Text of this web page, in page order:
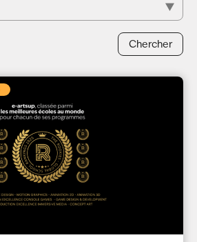
Chercher